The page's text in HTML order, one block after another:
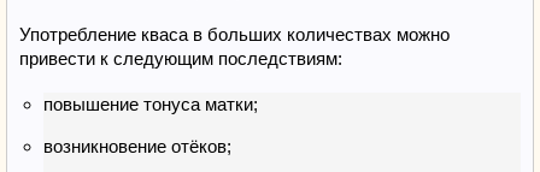
Употребление кваса в больших количествах можно
привести к следующим последствиям:
повышение тонуса матки;
возникновение отёков;